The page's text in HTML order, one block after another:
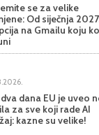
se za velike
Od siječnja
na Gmailu koju
dana EU je uveo
za sve koji rade AI
kazne su velike!